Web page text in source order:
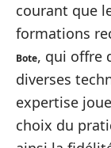
courant que
formations
Bote, qui offre
diverses
expertise
choix du